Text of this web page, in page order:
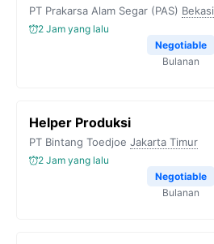
PT Prakarsa Alam Segar (PAS) Bekasi
2 Jam yang lalu
Negotiable
Bulanan
Helper Produksi
PT Bintang Toedjoe Jakarta Timur
2 Jam yang lalu
Negotiable
Bulanan